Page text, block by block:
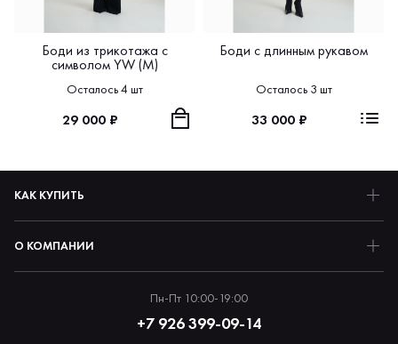
Боди из трикотажа с
символом YW (М)
Осталось 4 шт
29 000 ₽
Боди с длинным рукавом
Осталось 3 шт
33 000 ₽
КАК КУПИТЬ
О КОМПАНИИ
Пн-Пт 10:00-19:00
+7 926 399-09-14